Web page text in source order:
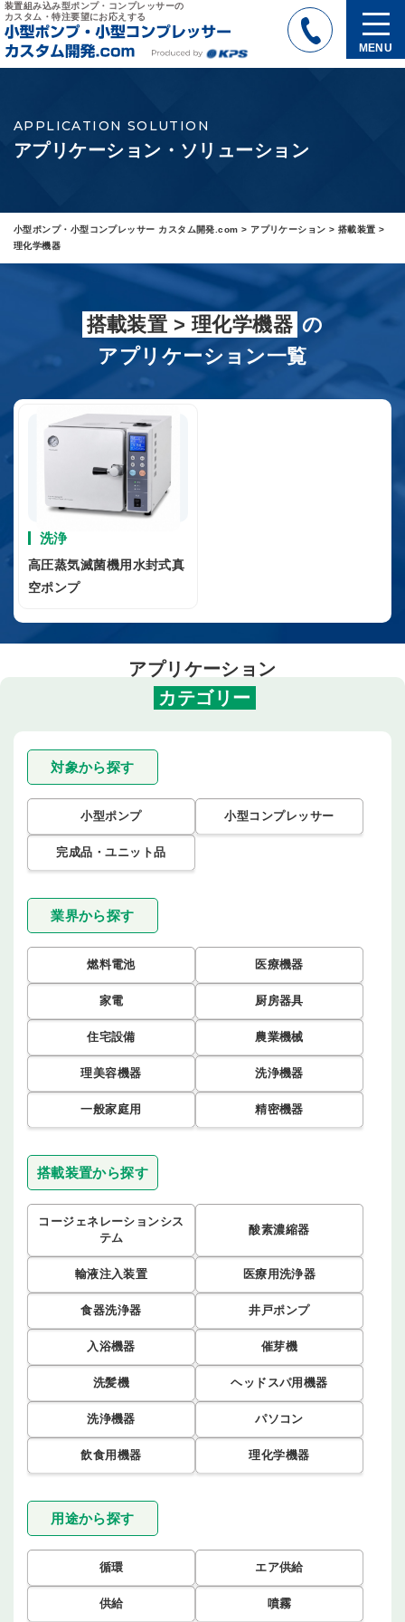
装置組み込み型ポンプ・コンプレッサーの
カスタム・特注要望にお応えする
MENU
APPLICATION SOLUTION
アプリケーション・ソリューション
小型ポンプ・小型コンプレッサー カスタム開発.com > アプリケーション >搭載装置 >
理化学機器
搭載装置 > 理化学機器 の
アプリケーション一覧
洗浄
高圧蒸気滅菌機用水封式真
空ポンプ
アプリケーション
カテゴリー
対象から探す
小型ポンプ 小型コンプレッサー
完成品・ユニット品
業界から探す
燃料電池 医療機器
家電 厨房器具
住宅設備 農業機械
理美容機器 洗浄機器
一般家庭用 精密機器
搭載装置から探す
コージェネレーションシス
テム
酸素濃縮器
輸液注入装置 医療用洗浄器
食器洗浄器 井戸ポンプ
入浴機器 催芽機
洗髪機 ヘッドスパ用機器
洗浄機器 パソコン
飲食用機器 理化学機器
用途から探す
循環 エア供給
供給 噴霧